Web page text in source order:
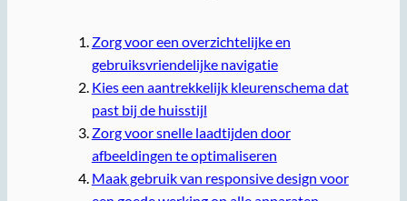
Zorg voor een overzichtelijke en
gebruiksvriendelijke navigatie
Kies een aantrekkelijk kleurenschema dat
past bij de huisstijl
Zorg voor snelle laadtijden door
afbeeldingen te optimaliseren
Maak gebruik van responsive design voor